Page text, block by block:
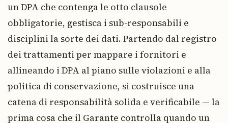
un DPA che contenga le otto clausole
obbligatorie, gestisca i sub-responsabili e
disciplini la sorte dei dati. Partendo dal registro
dei trattamenti per mappare i fornitori e
allineando i DPA al piano sulle violazioni e alla
politica di conservazione, si costruisce una
catena di responsabilità solida e verificabile — la
prima cosa che il Garante controlla quando un